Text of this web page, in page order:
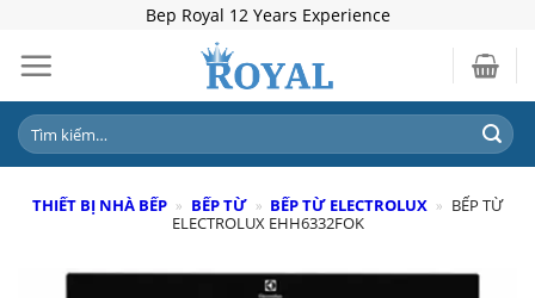
content
Bep Royal 12 Years Experience
Tìm
kiếm:
THIẾT BỊ NHÀ BẾP » BẾP TỪ » BẾP TỪ ELECTROLUX » BẾP TỪ
ELECTROLUX EHH6332FOK